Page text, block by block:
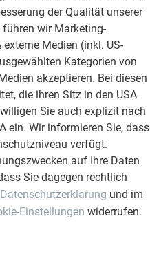
der Qualität unserer
führen wir Marketing-
Medien (inkl. US-
Kategorien von
akzeptieren. Bei diesen
die ihren Sitz in den USA
Sie auch explizit nach
ein. Wir informieren Sie, dass
verfügt.
auf Ihre Daten
Sie dagegen rechtlich
Datenschutzerklärung und im
Einstellungen widerrufen.